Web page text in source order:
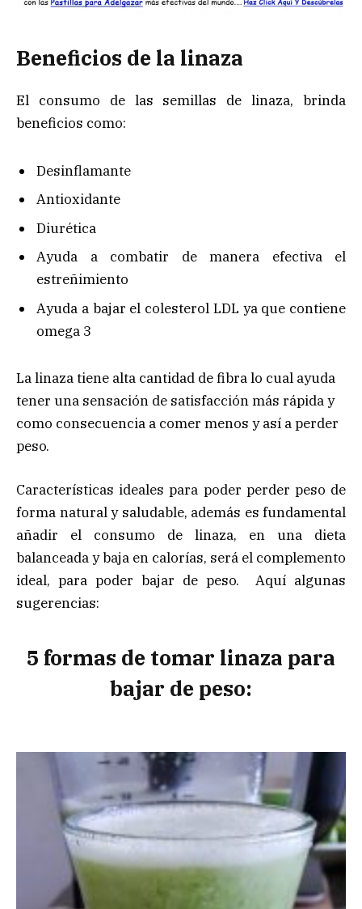
Beneficios de la linaza
El consumo de las semillas de linaza, brinda
beneficios como:
Desinflamante
Antioxidante
Diurética
Ayuda a combatir de manera efectiva el
estreñimiento
Ayuda a bajar el colesterol LDL ya que contiene
omega 3
La linaza tiene alta cantidad de fibra lo cual ayuda
tener una sensación de satisfacción más rápida y
como consecuencia a comer menos y así a perder
peso.
Características ideales para poder perder peso de
forma natural y saludable, además es fundamental
añadir el consumo de linaza, en una dieta
balanceada y baja en calorías, será el complemento
ideal, para poder bajar de peso. Aquí algunas
sugerencias:
5 formas de tomar linaza para
bajar de peso: